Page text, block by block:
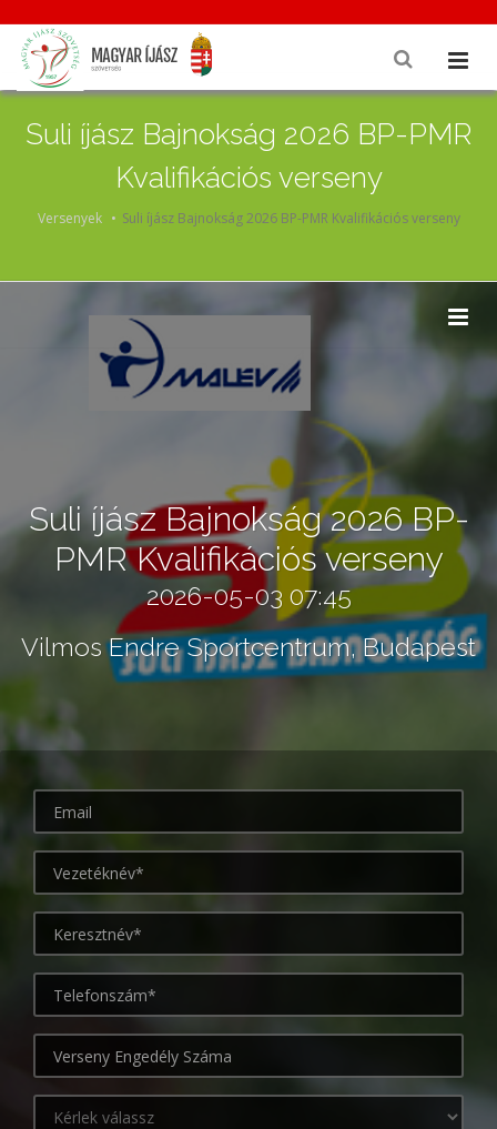
Suli íjász Bajnokság 2026 BP-PMR
Kvalifikációs verseny
Versenyek Suli íjász Bajnokság 2026 BP-PMR Kvalifikációs verseny
Suli íjász Bajnokság 2026 BP-
PMR Kvalifikációs verseny
2026-05-03 07:45
Vilmos Endre Sportcentrum, Budapest